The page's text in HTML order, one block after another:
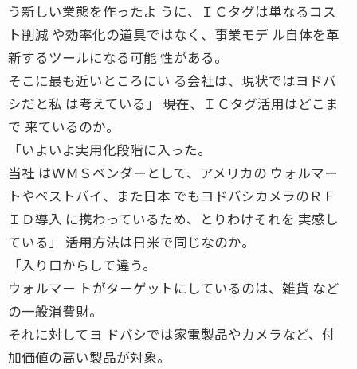
う新しい業態を作ったよ うに、ＩＣタグは単なるコス
ト削減 や効率化の道具ではなく、事業モデ ル自体を革
新するツールになる可能 性がある。
そこに最も近いところにい る会社は、現状ではヨドバ
シだと私 は考えている」 ――現在、ＩＣタグ活用はどこま
で 来ているのか。
「いよいよ実用化段階に入った。
当社 はＷＭＳベンダーとして、アメリカの ウォルマー
トやベストバイ、また日本 でもヨドバシカメラのＲＦ
ＩＤ導入 に携わっているため、とりわけそれを 実感し
ている」 ――活用方法は日米で同じなのか。
「入り口からして違う。
ウォルマー トがターゲットにしているのは、雑貨 など
の一般消費財。
それに対してヨ ドバシでは家電製品やカメラなど、付
加価値の高い製品が対象。